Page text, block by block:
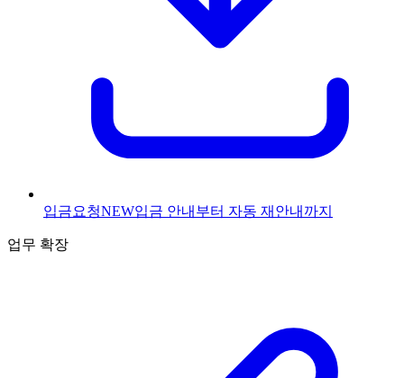
입금요청NEW입금 안내부터 자동 재안내까지
업무 확장